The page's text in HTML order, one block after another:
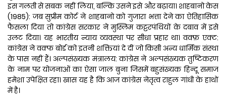
इस गलती से सबक नहीं लिया, बल्कि उसने इसे और बढ़ाया। शाहबानो केस
(1985): जब सुप्रीम कोर्ट ने शाहबानो को गुजारा भत्ता देने का ऐतिहासिक
फैसला दिया तो कांग्रेस सरकार ने मुस्लिम कट्टरपंथियों के दबाव में इसे
उलट दिया। यह भारतीय न्याय व्यवस्था पर सीधा प्रहार था। वक्फ़ एक्ट:
कांग्रेस ने वक्फ बोर्ड को इतनी शक्तियां दे दीं जो किसी अन्य धार्मिक संस्था
के पास नहीं हैं। अल्पसंख्यक मंत्रालय: कांग्रेस ने अल्पसंख्यक तुष्टिकरण
के नाम पर योजनाओं का ऐसा जाल बुना जिसमें बहुसंख्यक हिन्दू समाज
हमेशा उपेक्षित रहा। खास यह है कि आज कांग्रेस नेतृत्व राहुल गांधी के हाथों
में है।